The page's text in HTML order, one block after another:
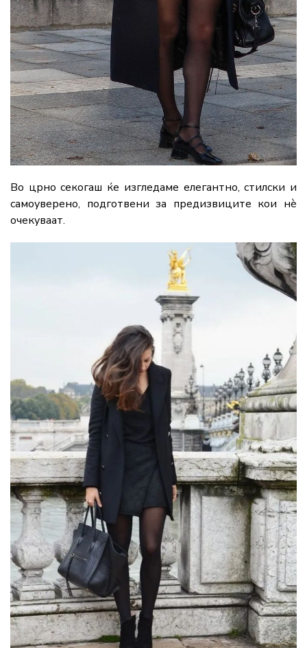
Во црно секогаш ќе изгледаме елегантно, стилски и
самоуверено, подготвени за предизвиците кои нѐ
очекуваат.